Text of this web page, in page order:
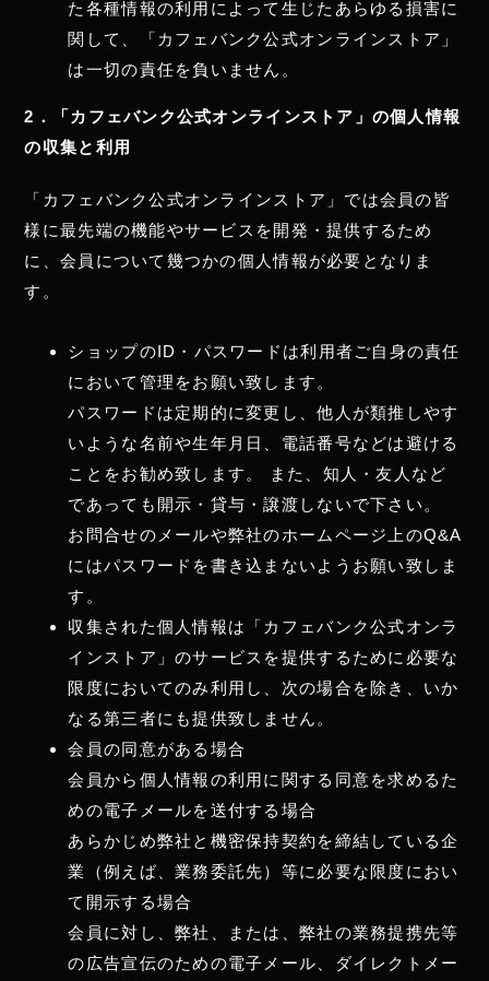
た各種情報の利用によって生じたあらゆる損害に
関して、「カフェバンク公式オンラインストア」
は一切の責任を負いません。
2．「カフェバンク公式オンラインストア」の個人情報
の収集と利用
「カフェバンク公式オンラインストア」では会員の皆
様に最先端の機能やサービスを開発・提供するため
に、会員について幾つかの個人情報が必要となりま
す。
ショップのID・パスワードは利用者ご自身の責任
において管理をお願い致します。
パスワードは定期的に変更し、他人が類推しやす
いような名前や生年月日、電話番号などは避ける
ことをお勧め致します。 また、知人・友人など
であっても開示・貸与・譲渡しないで下さい。
お問合せのメールや弊社のホームページ上のQ&A
にはパスワードを書き込まないようお願い致しま
す。
収集された個人情報は「カフェバンク公式オンラ
インストア」のサービスを提供するために必要な
限度においてのみ利用し、次の場合を除き、いか
なる第三者にも提供致しません。
会員の同意がある場合
会員から個人情報の利用に関する同意を求めるた
めの電子メールを送付する場合
あらかじめ弊社と機密保持契約を締結している企
業（例えば、業務委託先）等に必要な限度におい
て開示する場合
会員に対し、弊社、または、弊社の業務提携先等
の広告宣伝のための電子メール、ダイレクトメー